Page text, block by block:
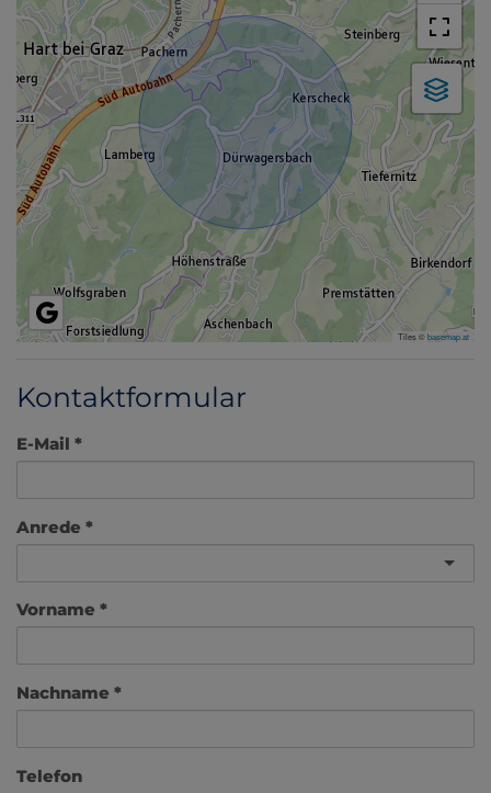
Tiles ©basemap.at
Kontaktformular
E-Mail
Anrede
Vorname
Nachname
Telefon